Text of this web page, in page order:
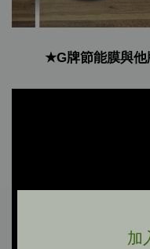
加
★G牌節能膜與他